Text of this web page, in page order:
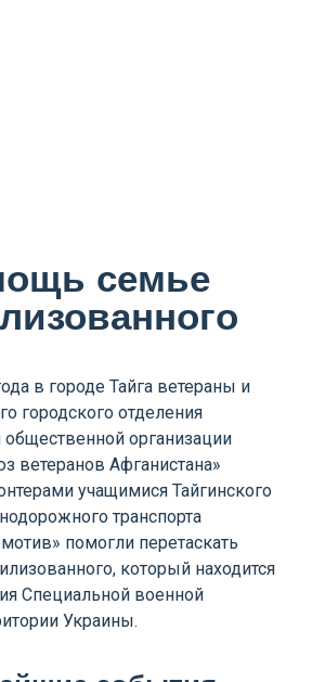
семье
в городе Тайга ветераны и
городского отделения
организации
ветеранов Афганистана»
учащимися Тайгинского
транспорта
помогли перетаскать
который находится
Специальной военной
Украины.